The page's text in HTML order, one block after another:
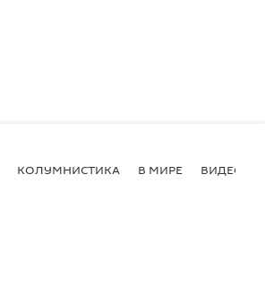
КОЛУМНИСТИКА В МИРЕ ВИДЕО